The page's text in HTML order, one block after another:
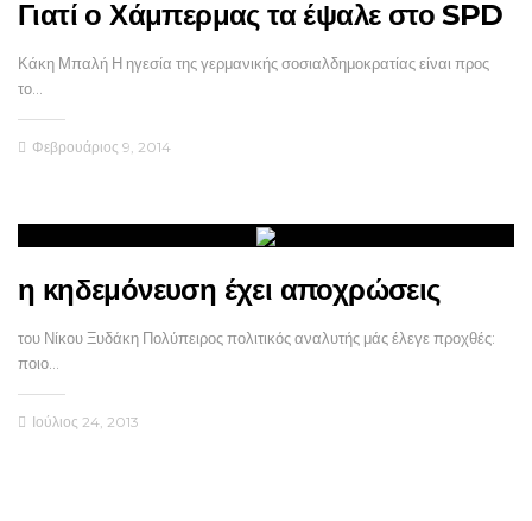
Γιατί ο Χάμπερμας τα έψαλε στο SPD
Κάκη Μπαλή Η ηγεσία της γερμανικής σοσιαλδημοκρατίας είναι προς
το…
Φεβρουάριος 9, 2014
η κηδεμόνευση έχει αποχρώσεις
του Νίκου Ξυδάκη Πολύπειρος πολιτικός αναλυτής μάς έλεγε προχθές:
ποιο…
Ιούλιος 24, 2013